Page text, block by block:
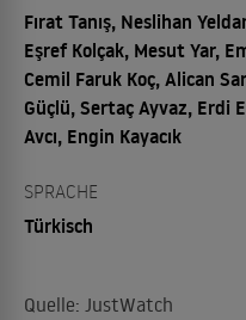
Fırat Tanış, Neslihan
Eşref Kolçak, Mesut Yar,
Cemil Faruk Koç, Alican
Güçlü, Sertaç Ayvaz, Erdi
Avcı, Engin Kayacık
SPRACHE
Türkisch
Quelle: JustWatch